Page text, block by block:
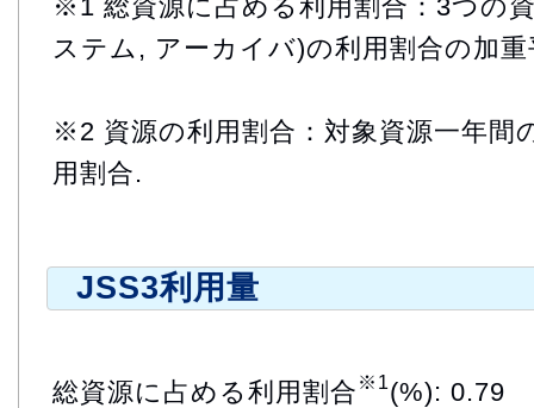
※1 総資源に占める利用割合：3つの
ステム, アーカイバ)の利用割合の加重
※2 資源の利用割合：対象資源一年間
用割合.
JSS3利用量
総資源に占める利用割合 ※1(%): 0.79